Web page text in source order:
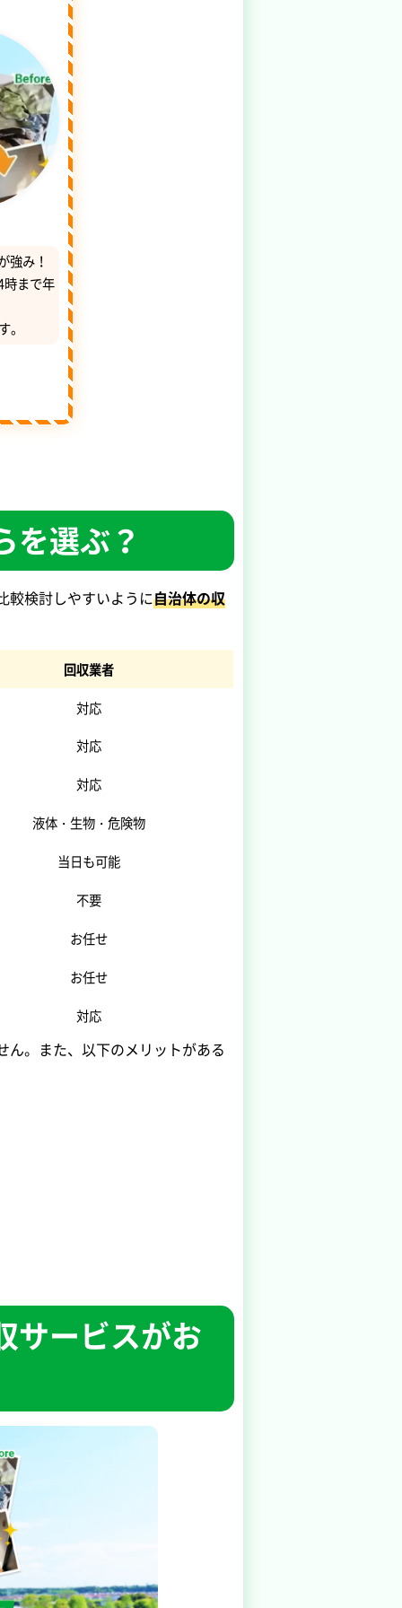
強み！
時まで年
を選ぶ？
較検討しやすいように自治体の収
回収業者
対応
対応
対応
液体・生物・危険物
当日も可能
不要
お任せ
お任せ
対応
。また、以下のメリットがある
サービスがお